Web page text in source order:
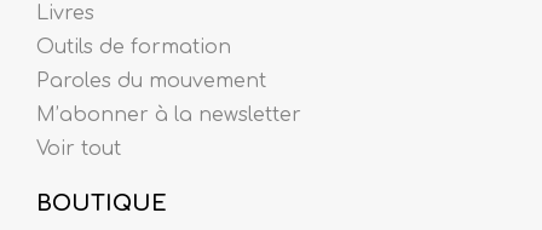
Livres
Outils de formation
Paroles du mouvement
M’abonner à la newsletter
Voir tout
BOUTIQUE